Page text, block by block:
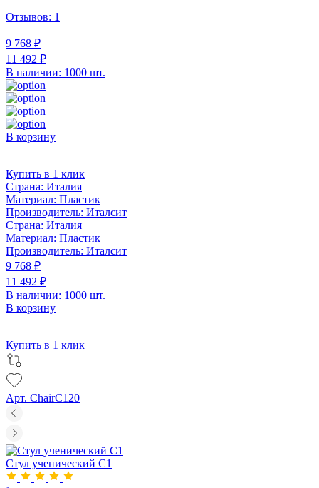
Отзывов: 1
9 768 ₽
11 492 ₽
В наличии: 1000 шт.
В корзину
Купить в 1 клик
Страна: Италия
Материал: Пластик
Производитель: Италсит
Страна: Италия
Материал: Пластик
Производитель: Италсит
9 768 ₽
11 492 ₽
В наличии: 1000 шт.
В корзину
Купить в 1 клик
Арт. ChairC120
Стул ученический С1